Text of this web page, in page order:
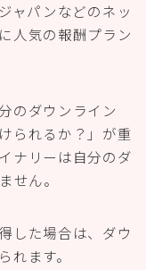
ャパンなどのネッ
人気の報酬プラン
のダウンライン
られるか？」が重
ナリーは自分のダ
せん。
した場合は、ダウ
れます。